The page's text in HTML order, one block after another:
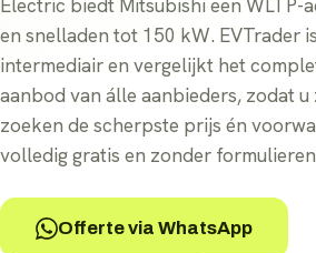
Electric biedt Mitsubishi een WLTP-
en snelladen tot 150 kW. EVTrader
intermediair en vergelijkt het
aanbod van álle aanbieders, zodat
zoeken de scherpste prijs én
volledig gratis en zonder
Offerte via WhatsApp